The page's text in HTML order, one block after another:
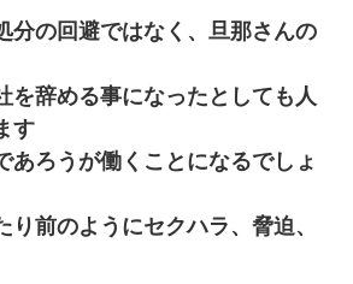
でした！！付き合って下さい！」 ２５歳
せになろうね！！！！」 → ７年後ｗｗ
レスをプレゼント。「こんな安物を渡すく
がマシだからね」→ ６０万したと話した
はカメラ付けろ！」女社員「え、事前連
いいから付けろ！」→
分の回避ではなく、旦那さんの
を辞める事になったとしても人
す
あろうが働くことになるでしょ
り前のようにセクハラ、脅迫、